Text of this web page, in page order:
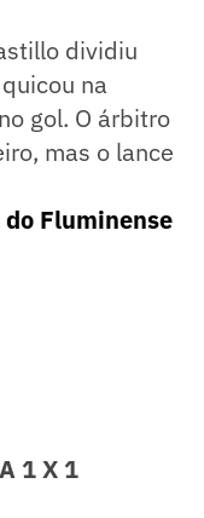
dividiu
na
gol. O árbitro
mas o lance
do Fluminense
1 X 1